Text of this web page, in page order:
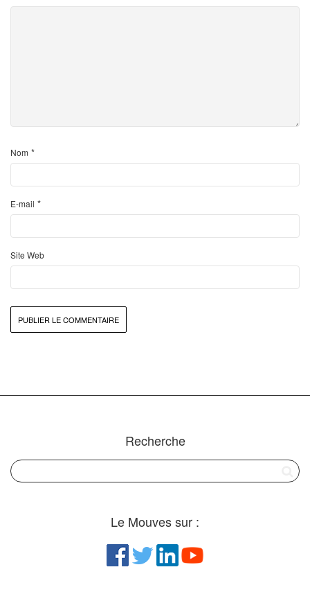
Nom *
E-mail *
Site Web
Recherche
Le Mouves sur :